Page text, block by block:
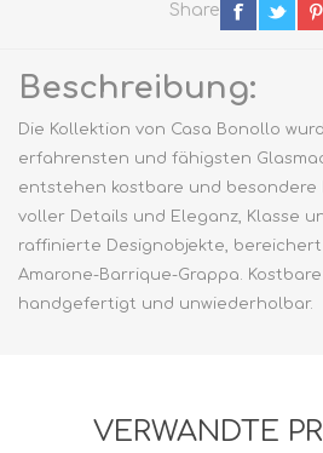
Share
Beschreibung:
Die Kollektion von Casa Bonollo
erfahrensten und fähigsten
entstehen kostbare und besondere
voller Details und Eleganz, Klasse
raffinierte Designobjekte,
Amarone-Barrique-Grappa.
handgefertigt und unwiederholbar.
VERWANDTE